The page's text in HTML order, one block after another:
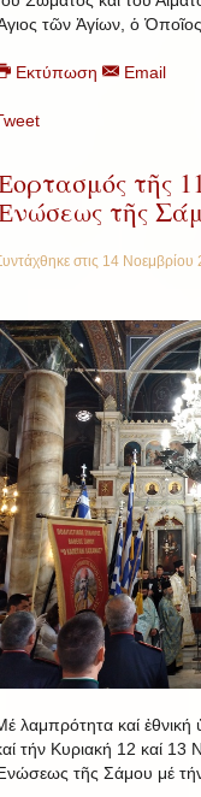
τῶν Ἁγίων, ὁ
Εκτύπωση Email
τῆς
τῆς
στις 14 Νοεμβρίου
λαμπρότητα καί
τήν Κυριακή 12 καί 13
τῆς Σάμου μέ